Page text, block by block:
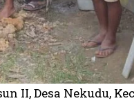
II, Desa Nekudu,